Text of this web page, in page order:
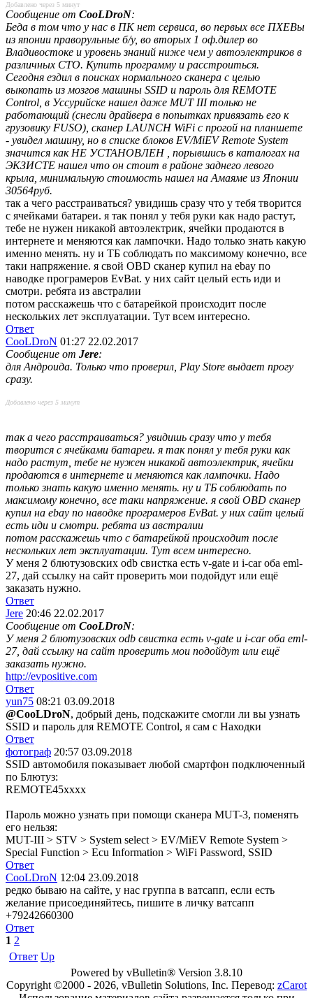
Добавлено через 5 минут
Сообщение от CooLDroN:
Беда в том что у нас в ПК нет сервиса, во первых все ПХЕВы
из японии праворульные б/у, во вторых 1 оф.дилер во
Владивостоке и уровень знаний ниже чем у автоэлектриков в
различных СТО. Купить программу и расстроиться.
Сегодня ездил в поисках нормального сканера с целью
выкопать из мозгов машины SSID и пароль для REMOTE
Control, в Уссурийске нашел даже MUT III только не
работающий (снесли драйвера в попытках привязать его к
грузовику FUSO), сканер LAUNCH WiFi с прогой на планшете
- увидел машину, но в списке блоков EV/MiEV Remote System
значится как НЕ УСТАНОВЛЕН , порывшись в каталогах на
ЭКЗИСТЕ нашел что он стоит в районе заднего левого
крыла, минимальную стоимость нашел на Амаяме из Японии
30564руб.
так а чего расстраиваться? увидишь сразу что у тебя творится
с ячейками батареи. я так понял у тебя руки как надо растут,
тебе не нужен никакой автоэлектрик, ячейки продаются в
интернете и меняются как лампочки. Надо только знать какую
именно менять. ну и ТБ соблюдать по максимому конечно, все
таки напряжение. я свой OBD сканер купил на ebay по
наводке програмеров EvBat. у них сайт целый есть иди и
смотри. ребята из австралии
потом расскажешь что с батарейкой происходит после
нескольких лет эксплуатации. Тут всем интересно.
Ответ
CooLDroN 01:27 22.02.2017
Сообщение от Jere:
для Андроида. Только что проверил, Play Store выдает прогу
сразу.
Добавлено через 5 минут
так а чего расстраиваться? увидишь сразу что у тебя
творится с ячейками батареи. я так понял у тебя руки как
надо растут, тебе не нужен никакой автоэлектрик, ячейки
продаются в интернете и меняются как лампочки. Надо
только знать какую именно менять. ну и ТБ соблюдать по
максимому конечно, все таки напряжение. я свой OBD сканер
купил на ebay по наводке програмеров EvBat. у них сайт целый
есть иди и смотри. ребята из австралии
потом расскажешь что с батарейкой происходит после
нескольких лет эксплуатации. Тут всем интересно.
У меня 2 блютузовских odb свистка есть v-gate и i-car оба eml-
27, дай ссылку на сайт проверить мои подойдут или ещё
заказать нужно.
Ответ
Jere 20:46 22.02.2017
Сообщение от CooLDroN:
У меня 2 блютузовских odb свистка есть v-gate и i-car оба eml-
27, дай ссылку на сайт проверить мои подойдут или ещё
заказать нужно.
http://evpositive.com
Ответ
yun75 08:21 03.09.2018
@CooLDroN, добрый день, подскажите смогли ли вы узнать
SSID и пароль для REMOTE Control, я сам с Находки
Ответ
фотограф 20:57 03.09.2018
SSID автомобиля показывает любой смартфон подключенный
по Блютуз:
REMOTE45xxxx
Пароль можно узнать при помощи сканера MUT-3, поменять
его нельзя:
MUT-III > STV > System select > EV/MiEV Remote System >
Special Function > Ecu Information > WiFi Password, SSID
Ответ
CooLDroN 12:04 23.09.2018
редко бываю на сайте, у нас группа в ватсапп, если есть
желание присоединяйтесь, пишите в личку ватсапп
+79242660300
Ответ
1 2
Ответ Up
Powered by vBulletin® Version 3.8.10
Copyright ©2000 - 2026, vBulletin Solutions, Inc. Перевод: zCarot